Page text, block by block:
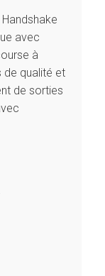
avec
à
de qualité et
de sorties